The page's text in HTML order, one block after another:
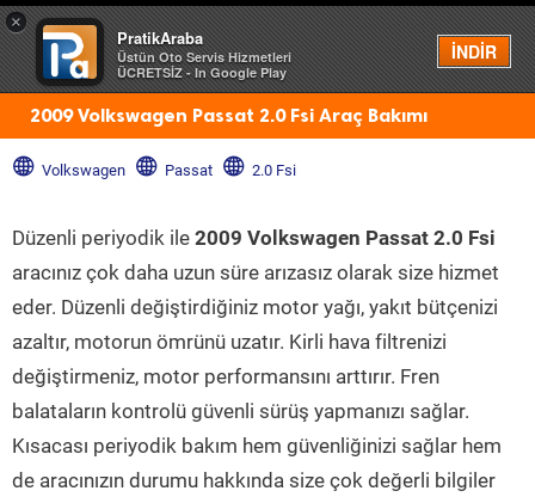
×
PratikAraba
Üstün Oto Servis Hizmetleri
ÜCRETSİZ - In Google Play
İNDİR
Menü
2009 Volkswagen Passat 2.0 Fsi Araç Bakımı
Volkswagen Passat 2.0 Fsi
Düzenli periyodik ile 2009 Volkswagen Passat 2.0 Fsi
aracınız çok daha uzun süre arızasız olarak size hizmet
eder. Düzenli değiştirdiğiniz motor yağı, yakıt bütçenizi
azaltır, motorun ömrünü uzatır. Kirli hava filtrenizi
değiştirmeniz, motor performansını arttırır. Fren
balataların kontrolü güvenli sürüş yapmanızı sağlar.
Kısacası periyodik bakım hem güvenliğinizi sağlar hem
de aracınızın durumu hakkında size çok değerli bilgiler